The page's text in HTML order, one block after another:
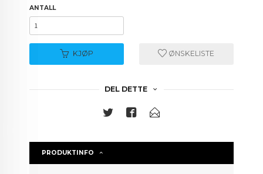
ANTALL
KJØP ØNSKELISTE
DEL DETTE
PRODUKTINFO